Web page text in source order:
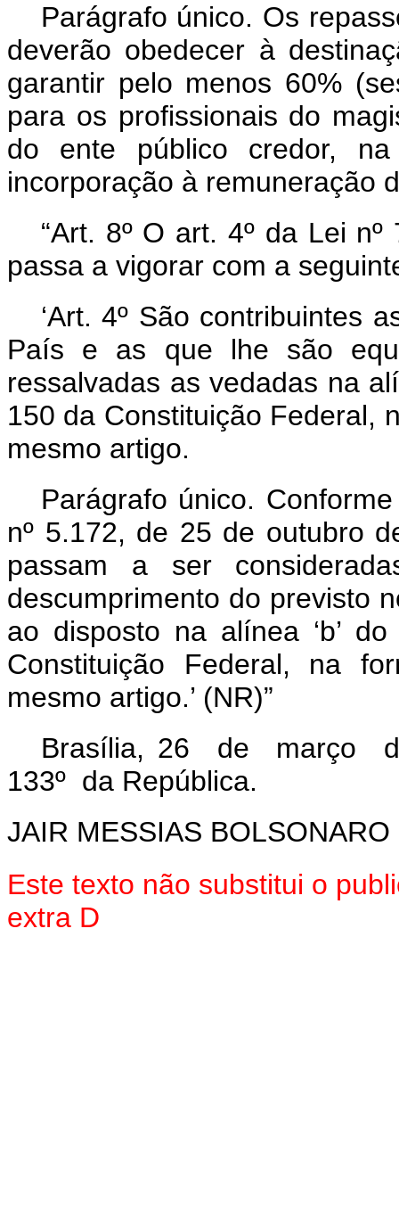
Parágrafo único. Os
deverão obedecer à
garantir pelo menos 60%
para os profissionais do
do ente público credor,
incorporação à remuneração
“Art. 8º O art. 4º da Lei
passa a vigorar com a
‘Art. 4º São contribuintes
País e as que lhe são
ressalvadas as vedadas na
150 da Constituição Federal,
mesmo artigo.
Parágrafo único.
nº 5.172, de 25 de outubro
passam a ser
descumprimento do previsto
ao disposto na alínea ‘b’
Constituição Federal, na
mesmo artigo.’ (NR)”
Brasília, 26 de março
133º da República.
JAIR MESSIAS BOLSONARO
Este texto não substitui o
extra D